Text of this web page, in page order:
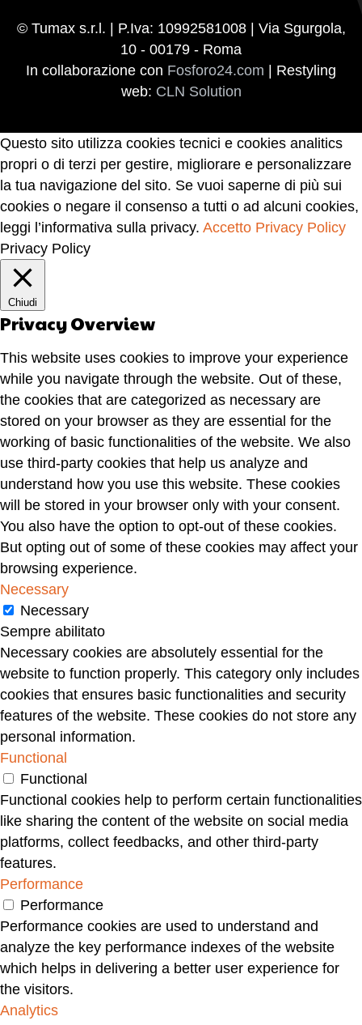
© Tumax s.r.l. | P.Iva: 10992581008 | Via Sgurgola,
10 - 00179 - Roma
In collaborazione con Fosforo24.com | Restyling
web: CLN Solution
Questo sito utilizza cookies tecnici e cookies analitics
propri o di terzi per gestire, migliorare e personalizzare
la tua navigazione del sito. Se vuoi saperne di più sui
cookies o negare il consenso a tutti o ad alcuni cookies,
leggi l’informativa sulla privacy. Accetto Privacy Policy
Privacy Policy
Chiudi
Privacy Overview
This website uses cookies to improve your experience
while you navigate through the website. Out of these,
the cookies that are categorized as necessary are
stored on your browser as they are essential for the
working of basic functionalities of the website. We also
use third-party cookies that help us analyze and
understand how you use this website. These cookies
will be stored in your browser only with your consent.
You also have the option to opt-out of these cookies.
But opting out of some of these cookies may affect your
browsing experience.
Necessary
Necessary
Sempre abilitato
Necessary cookies are absolutely essential for the
website to function properly. This category only includes
cookies that ensures basic functionalities and security
features of the website. These cookies do not store any
personal information.
Functional
Functional
Functional cookies help to perform certain functionalities
like sharing the content of the website on social media
platforms, collect feedbacks, and other third-party
features.
Performance
Performance
Performance cookies are used to understand and
analyze the key performance indexes of the website
which helps in delivering a better user experience for
the visitors.
Analytics